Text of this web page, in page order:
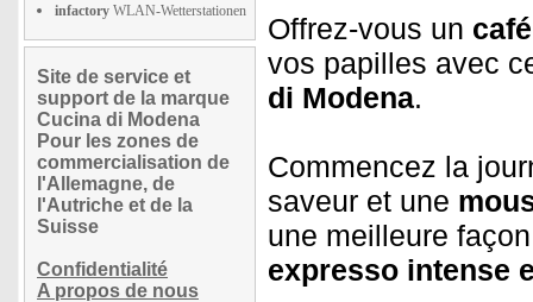
infactory WLAN-Wetterstationen
Site de service et
support de la marque
Cucina di Modena
Pour les zones de
commercialisation de
l'Allemagne, de
l'Autriche et de la
Suisse
Confidentialité
A propos de nous
Offrez-vous un
vos papilles avec
di Modena.
Commencez la
saveur et une
une meilleure
expresso intense